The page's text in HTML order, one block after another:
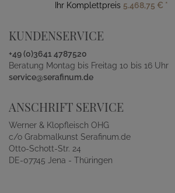
Ihr Komplettpreis 5.468,75 € *
KUNDENSERVICE
+49 (0)3641 4787520
Beratung Montag bis Freitag 10 bis 16 Uhr
service@serafinum.de
ANSCHRIFT SERVICE
Werner & Klopfleisch OHG
c/o Grabmalkunst Serafinum.de
Otto-Schott-Str. 24
DE-07745 Jena - Thüringen